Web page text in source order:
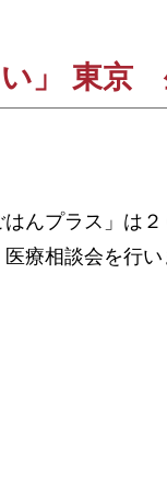
い」 東
んプラス」は
医療相談会を行